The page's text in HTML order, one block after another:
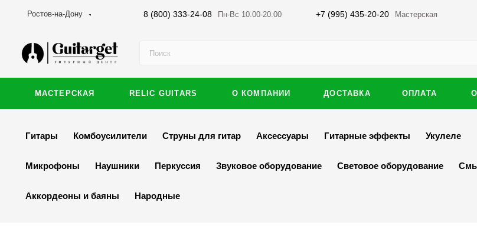
Ростов-на-Дону 8 (800) 333-24-08 Пн-Вс 10.00-20.00 +7 (995) 435-20-20 Мастерская
МАСТЕРСКАЯ RELIC GUITARS О КОМПАНИИ ДОСТАВКА ОПЛАТА
Гитары Комбоусилители Струны для гитар Аксессуары Гитарные эффекты Укулеле
Микрофоны Наушники Перкуссия Звуковое оборудование Световое оборудование
Аккордеоны и баяны Народные